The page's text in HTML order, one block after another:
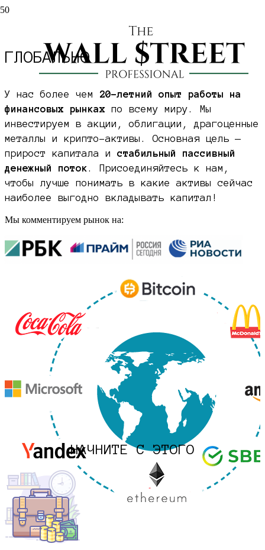
В АКТИВЫ
ГЛОБАЛЬНО
У нас более чем
20-летний опыт работы на
финансовых рынках по всему миру. Мы
инвестируем в акции, облигации, драгоценные
металлы и крипто-активы. Основная цель —
прирост капитала и стабильный пассивный
денежный поток. Присоединяйтесь к нам,
чтобы лучше понимать в какие активы сейчас
наиболее выгодно вкладывать капитал!
Мы комментируем рынок на:
НАЧНИТЕ С ЭТОГО